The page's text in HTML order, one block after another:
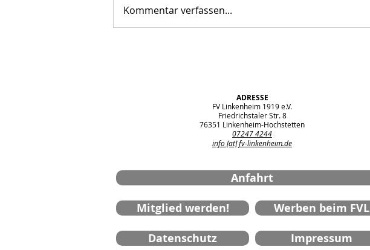
Kommentar verfassen...
ADRESSE
FV Linkenheim 1919 e.V.
Friedrichstaler Str. 8
76351 Linkenheim-Hochstetten
07247 4244
info [at] fv-linkenheim.de
Anfahrt
Mitglied werden!
Werben beim FVL
Datenschutz
Impressum